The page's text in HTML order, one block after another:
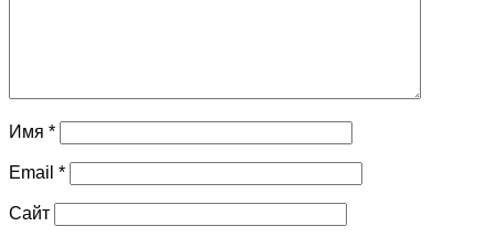
Имя *
Email *
Сайт